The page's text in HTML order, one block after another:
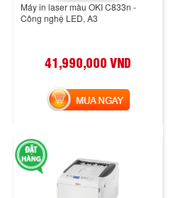
Máy in laser màu OKI C833n -
Công nghệ LED, A3
41,990,000 VND
MUA NGAY